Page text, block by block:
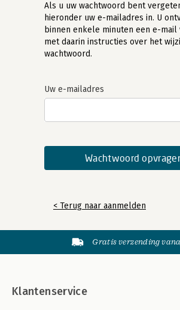
Als u uw wachtwoord bent
hieronder uw e-mailadres in. U
binnen enkele minuten een e-mail
met daarin instructies over het
wachtwoord.
Uw e-mailadres
< Terug naar aanmelden
Gratis verzending
Klantenservice